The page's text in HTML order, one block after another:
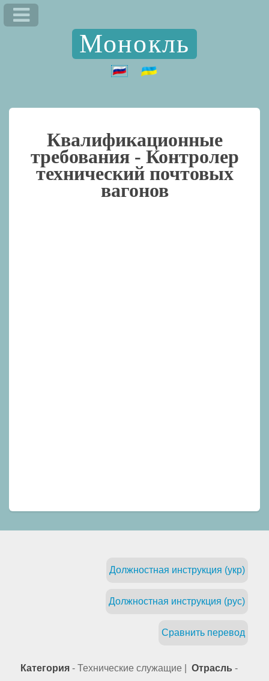
Монокль
Квалификационные
требования - Контролер
технический почтовых
вагонов
Должностная инструкция (укр)
Должностная инструкция (рус)
Сравнить перевод
Категория - Технические служащие | Отрасль -